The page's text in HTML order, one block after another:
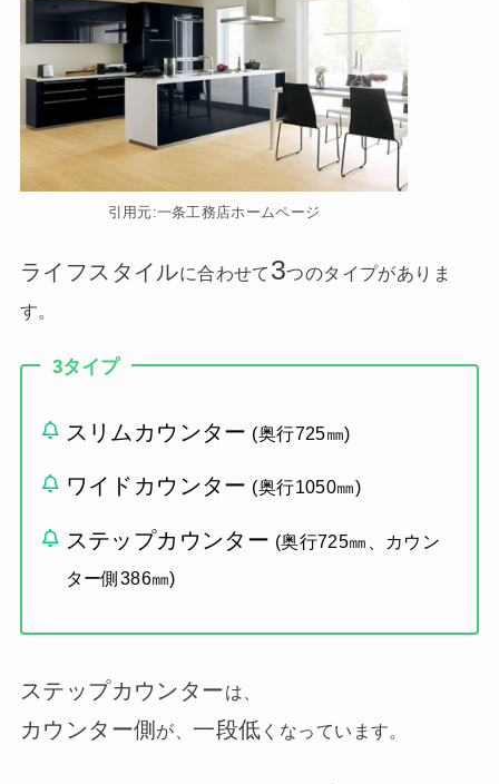
引用元:一条工務店ホームページ
ライフスタイルに合わせて 3つのタイプがありま
す。
3タイプ
スリムカウンター (奥行725㎜)
ワイドカウンター (奥行1050㎜)
ステップカウンター (奥行725㎜、カウン
ター側386㎜)
ステップカウンターは、
カウンター側 が、 一段低 くなっています。